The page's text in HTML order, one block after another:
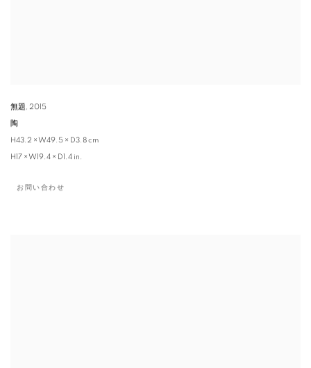
無題, 2015
陶
H43.2 × W49.5 × D3.8 cm
H17 × W19.4 × D1.4 in.
お問い合わせ